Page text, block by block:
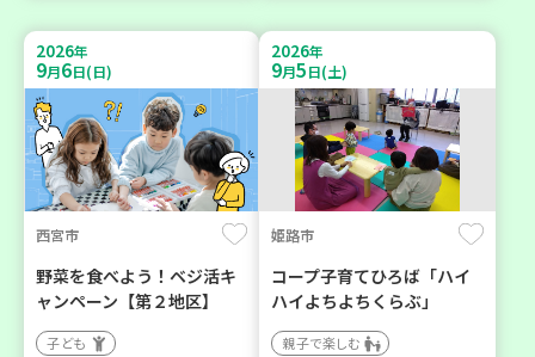
2026年
9月6日(日)
西宮市
野菜を食べよう！ベジ活キ
ャンペーン【第２地区】
子ども
2026年
9月5日(土)
姫路市
コープ子育てひろば「ハイ
ハイよちよちくらぶ」
親子で楽しむ